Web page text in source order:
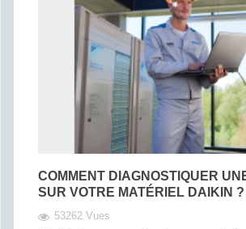
COMMENT DIAGNOSTIQUER
SUR VOTRE MATÉRIEL DAIKIN ?
53262 Vues